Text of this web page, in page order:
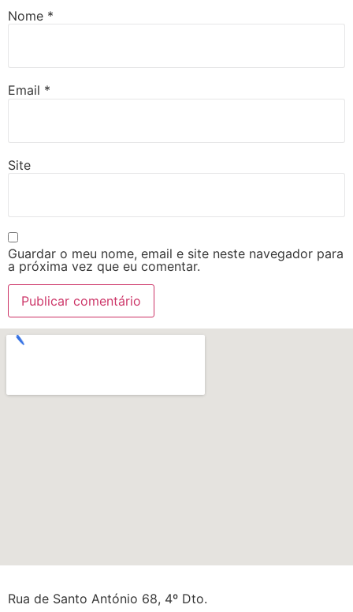
Nome *
Email *
Site
Guardar o meu nome, email e site neste navegador para
a próxima vez que eu comentar.
Rua de Santo António 68, 4º Dto.